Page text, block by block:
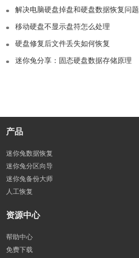
解决电脑硬盘掉盘和硬盘数据恢复问题
移动硬盘不显示盘符怎么处理
硬盘修复后文件丢失如何恢复
迷你兔分享：固态硬盘数据存储原理
产品
迷你兔数据恢复
迷你兔分区向导
迷你兔备份大师
人工恢复
资源中心
帮助中心
免费下载